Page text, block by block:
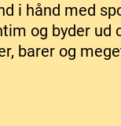
i hånd med
og byder ud
barer og